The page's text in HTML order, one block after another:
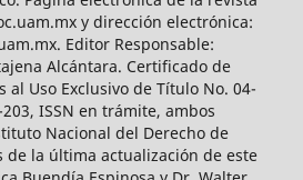
y dirección electrónica:
Editor Responsable:
Alcántara. Certificado de
al Uso Exclusivo de Título No. 04-
ISSN en trámite, ambos
Nacional del Derecho de
de la última actualización de este